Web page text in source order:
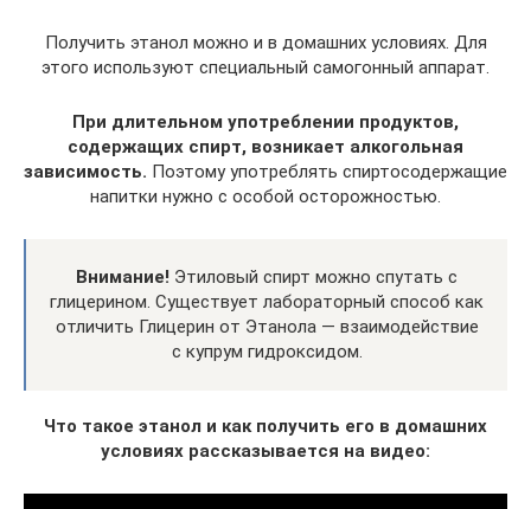
Получить этанол можно и в домашних условиях. Для
этого используют специальный самогонный аппарат.
При длительном употреблении продуктов,
содержащих спирт, возникает алкогольная
зависимость. Поэтому употреблять спиртосодержащие
напитки нужно с особой осторожностью.
Внимание! Этиловый спирт можно спутать с
глицерином. Существует лабораторный способ как
отличить Глицерин от Этанола — взаимодействие
с купрум гидроксидом.
Что такое этанол и как получить его в домашних
условиях рассказывается на видео: